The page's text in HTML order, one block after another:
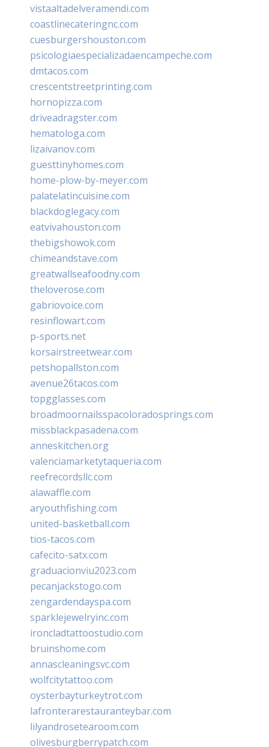
vistaaltadelveramendi.com
coastlinecateringnc.com
cuesburgershouston.com
psicologiaespecializadaencampeche.com
dmtacos.com
crescentstreetprinting.com
hornopizza.com
driveadragster.com
hematologa.com
lizaivanov.com
guesttinyhomes.com
home-plow-by-meyer.com
palatelatincuisine.com
blackdoglegacy.com
eatvivahouston.com
thebigshowok.com
chimeandstave.com
greatwallseafoodny.com
theloverose.com
gabriovoice.com
resinflowart.com
p-sports.net
korsairstreetwear.com
petshopallston.com
avenue26tacos.com
topgglasses.com
broadmoornailsspacoloradosprings.com
missblackpasadena.com
anneskitchen.org
valenciamarketytaqueria.com
reefrecordsllc.com
alawaffle.com
aryouthfishing.com
united-basketball.com
tios-tacos.com
cafecito-satx.com
graduacionviu2023.com
pecanjackstogo.com
zengardendayspa.com
sparklejewelryinc.com
ironcladtattoostudio.com
bruinshome.com
annascleaningsvc.com
wolfcitytattoo.com
oysterbayturkeytrot.com
lafronterarestauranteybar.com
lilyandrosetearoom.com
olivesburgberrypatch.com